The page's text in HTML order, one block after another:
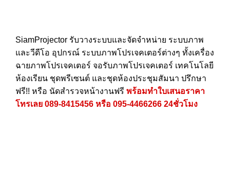
SiamProjector รับวางระบบและจัดจำหน่าย ระบบภาพ
และวีดีโอ อุปกรณ์ ระบบภาพโปรเจคเตอร์ต่างๆ ทั้งเครื่อง
ฉายภาพโปรเจคเตอร์ จอรับภาพโปรเจคเตอร์ เทคโนโลยี
ห้องเรียน ชุดพรีเซนต์ และชุดห้องประชุมสัมนา ปรึกษา
ฟรี!! หรือ นัดสำรวจหน้างานฟรี พร้อมทำใบเสนอราคา
โทรเลย 089-8415456 หรือ 095-4466266 24ชั่วโมง